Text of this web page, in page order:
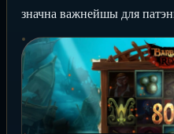
значна важнейшы для